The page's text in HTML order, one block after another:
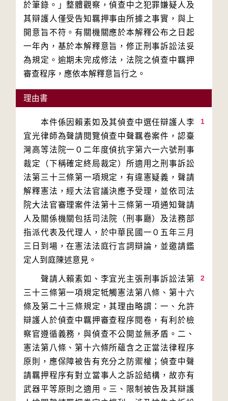
於筆錄。」整體觀察，偵查中之犯罪嫌疑人及
其辯護人僅受告知羈押事由所據之事實，與上
開意旨不符。有關機關應於本解釋公布之日起
一年內，基於本解釋意旨，修正刑事訴訟法妥
為規定。逾期未完成修法，法院之偵查中羈押
審查程序，應依本解釋意旨行之。
理由書
1
本件係因賴素如及其偵查中選任辯護人李
宜光律師為聲請閱覽偵查中聲羈卷案件，認臺
灣高等法院一０二年度偵抗字第六一六號刑事
裁定（下稱確定終局裁定）所適用之刑事訴訟
法第三十三條第一項規定，有違憲疑義，聲請
解釋憲法，經大法官議決應予受理，並依司法
院大法官審理案件法第十三條第一項通知聲請
人及關係機關包括司法院（刑事廳）及法務部
指派代表及代理人，於中華民國一０五年三月
三日到場，在憲法法庭行言詞辯論，並邀請鑑
2
聲請人賴素如、李宜光主張刑事訴訟法第
三十三條第一項規定牴觸憲法第八條、第十六
條及第二十三條規定，其理由略謂：一、允許
辯護人於偵查中羈押審查程序閱卷，有利於檢
察官遵循義務，與偵查不公開並無矛盾。二、
憲法第八條、第十六條所蘊含之正當法律程序
原則，應保障被告有充分之防禦權；偵查中聲
請羈押程序有對立當事人之訴訟結構，故亦有
武器平等原則之適用。三、限制被告及其辯護